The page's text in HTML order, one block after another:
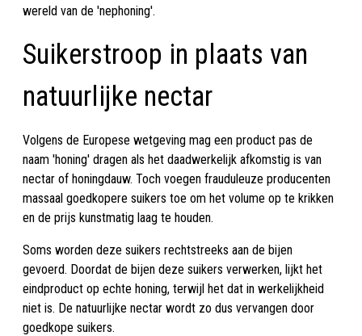
wereld van de 'nephoning'.
Suikerstroop in plaats van
natuurlijke nectar
Volgens de Europese wetgeving mag een product pas de
naam 'honing' dragen als het daadwerkelijk afkomstig is van
nectar of honingdauw. Toch voegen frauduleuze producenten
massaal goedkopere suikers toe om het volume op te krikken
en de prijs kunstmatig laag te houden.
Soms worden deze suikers rechtstreeks aan de bijen
gevoerd. Doordat de bijen deze suikers verwerken, lijkt het
eindproduct op echte honing, terwijl het dat in werkelijkheid
niet is. De natuurlijke nectar wordt zo dus vervangen door
goedkope suikers.